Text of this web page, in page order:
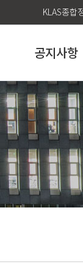
KLAS종합
공지사항